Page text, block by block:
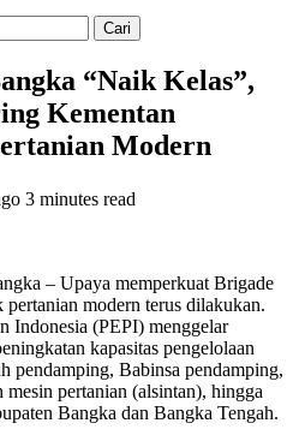
“Naik Kelas”,
Kementan
Modern
3 minutes read
– Upaya memperkuat Brigade
pertanian modern terus dilakukan.
Indonesia (PEPI) menggelar
kapasitas pengelolaan
pendamping, Babinsa pendamping,
pertanian (alsintan), hingga
Bangka dan Bangka Tengah.